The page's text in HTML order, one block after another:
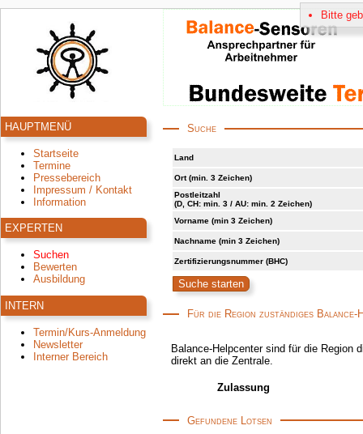
Bitte
HAUPTMENÜ
Startseite
Termine
Pressebereich
Impressum / Kontakt
Information
EXPERTEN
Suchen
Bewerten
Ausbildung
INTERN
Termin/Kurs-Anmeldung
Newsletter
Interner Bereich
Suche
Land
Ort (min. 3 Zeichen)
Postleitzahl
(D, CH: min. 3 / AU: min. 2 Zeichen)
Vorname (min 3 Zeichen)
Nachname (min 3 Zeichen)
Zertifizierungsnummer (BHC)
Für die Region zuständiges Balance-
Balance-Helpcenter sind für die Region
direkt an die Zentrale.
Zulassung
Gefundene Lotsen